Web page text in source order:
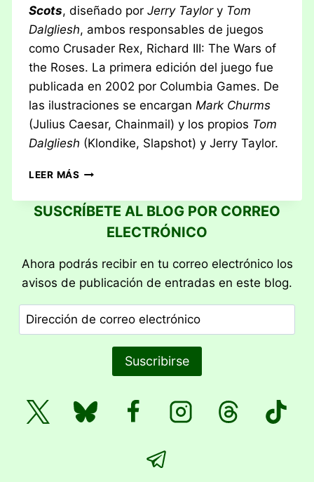
Scots, diseñado porJerry Taylory Tom
Dalgliesh, ambos responsables de juegos
como Crusader Rex, Richard III: The Wars of
the Roses. La primera edición del juego fue
publicada en 2002 por Columbia Games. De
las ilustraciones se encarganMark Churms
(Julius Caesar, Chainmail) y los propios Tom
Dalgliesh (Klondike, Slapshot) y Jerry Taylor.
LEER MÁS RESEÑA:
OF
THE
SCOTS
SUSCRÍBETE AL BLOG POR CORREO
ELECTRÓNICO
Ahora podrás recibir en tu correo electrónico los
avisos de publicación de entradas en este blog.
Dirección
de
Suscribirse